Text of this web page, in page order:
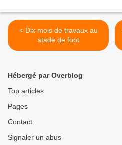
< Dix mois de travaux au
stade de foot
Hébergé par Overblog
Top articles
Pages
Contact
Signaler un abus